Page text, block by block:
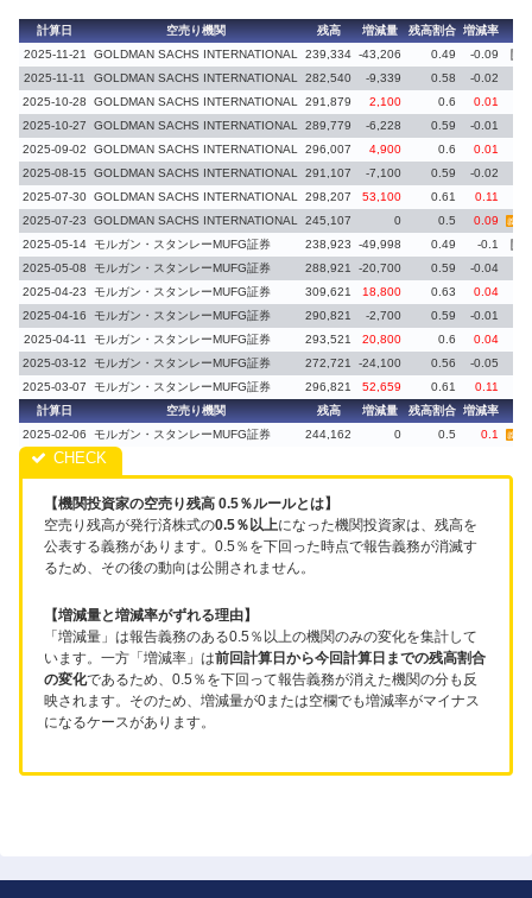
計算日 空売り機関 残高 増減量 残高割合 増減率
2025-11-21
GOLDMAN SACHS INTERNATIONAL 239,334 -43,206 0.49 -0.09 義務
2025-11-11 GOLDMAN SACHS INTERNATIONAL 282,540 -9,339 0.58
-0.02
2025-10-28
GOLDMAN SACHS INTERNATIONAL 291,879 2,100 0.6
0.01
2025-10-27
GOLDMAN SACHS INTERNATIONAL 289,779 -6,228 0.59
-0.01
2025-09-02
GOLDMAN SACHS INTERNATIONAL 296,007 4,900 0.6
0.01
2025-08-15
GOLDMAN SACHS INTERNATIONAL 291,107 -7,100 0.59
-0.02
2025-07-30 GOLDMAN SACHS INTERNATIONAL 298,207 53,100 0.61
0.11
2025-07-23
GOLDMAN SACHS INTERNATIONAL 245,107 0 0.5 0.09 義務
2025-05-14 モルガン・スタンレーMUFG証券 238,923 -49,998 0.49 -0.1 義務
2025-05-08 モルガン・スタンレーMUFG証券 288,921 -20,700 0.59
-0.04
2025-04-23
モルガン・スタンレーMUFG証券 309,621 18,800 0.63
0.04
2025-04-16
モルガン・スタンレーMUFG証券 290,821 -2,700 0.59
-0.01
2025-04-11
モルガン・スタンレーMUFG証券 293,521 20,800 0.6
0.04
2025-03-12
モルガン・スタンレーMUFG証券 272,721 -24,100 0.56
-0.05
2025-03-07
モルガン・スタンレーMUFG証券 296,821 52,659 0.61
0.11
計算日
空売り機関 残高 増減量 残高割合 増減率
2025-02-06
モルガン・スタンレーMUFG証券 244,162 0 0.5 0.1 義務
【機関投資家の空売り残高 0.5％ルールとは】
空売り残高が発行済株式の0.5％以上になった機関投資家は、残高を
公表する義務があります。0.5％を下回った時点で報告義務が消滅す
るため、その後の動向は公開されません。
【増減量と増減率がずれる理由】
「増減量」は報告義務のある0.5％以上の機関のみの変化を集計して
います。一方「増減率」は前回計算日から今回計算日までの残高割合
の変化であるため、0.5％を下回って報告義務が消えた機関の分も反
映されます。そのため、増減量が0または空欄でも増減率がマイナス
になるケースがあります。